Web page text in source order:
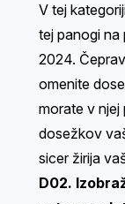
V tej
tej panogi
2024.
omenite
morate v
dosežkov
sicer žirija
D02.